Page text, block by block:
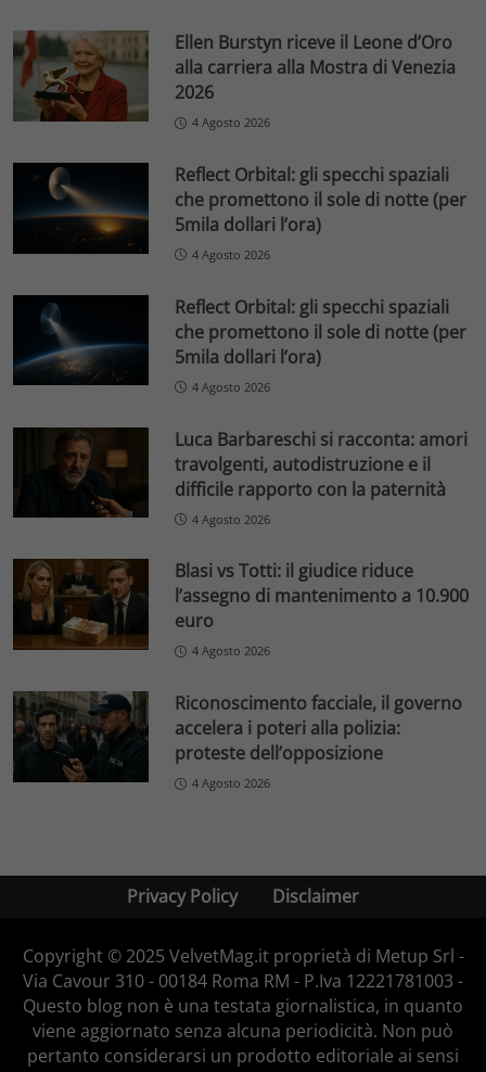
Ellen Burstyn riceve il Leone d’Oro
alla carriera alla Mostra di Venezia
2026
4 Agosto 2026
Reflect Orbital: gli specchi spaziali
che promettono il sole di notte (per
5mila dollari l’ora)
4 Agosto 2026
Reflect Orbital: gli specchi spaziali
che promettono il sole di notte (per
5mila dollari l’ora)
4 Agosto 2026
Luca Barbareschi si racconta: amori
travolgenti, autodistruzione e il
difficile rapporto con la paternità
4 Agosto 2026
Blasi vs Totti: il giudice riduce
l’assegno di mantenimento a 10.900
euro
4 Agosto 2026
Riconoscimento facciale, il governo
accelera i poteri alla polizia:
proteste dell’opposizione
4 Agosto 2026
Privacy Policy Disclaimer
Copyright © 2025 VelvetMag.it proprietà di Metup Srl -
Via Cavour 310 - 00184 Roma RM - P.Iva 12221781003 -
Questo blog non è una testata giornalistica, in quanto
viene aggiornato senza alcuna periodicità. Non può
pertanto considerarsi un prodotto editoriale ai sensi